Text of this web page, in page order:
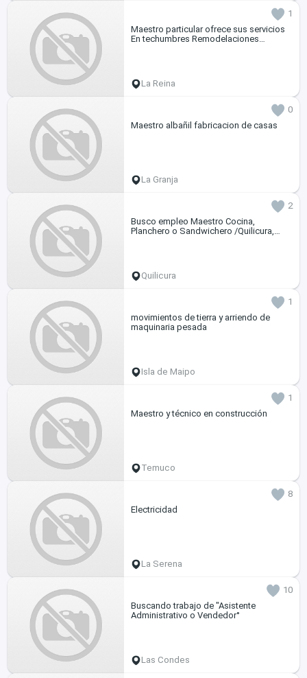
1
Maestro particular ofrece sus servicios
En techumbres Remodelaciones
La Reina
0
Maestro albañil fabricacion de casas
La Granja
2
Busco empleo Maestro Cocina,
Planchero o Sandwichero /Quilicura,
Quilicura
1
movimientos de tierra y arriendo de
maquinaria pesada
Isla de Maipo
1
Maestro y técnico en construcción
Temuco
8
Electricidad
La Serena
10
Buscando trabajo de "Asistente
Administrativo o Vendedor°
Las Condes